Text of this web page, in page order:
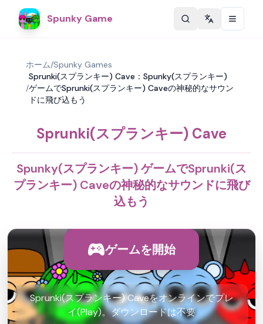
Spunky Game Change
ホーム/Spunky Games
/
Sprunki(スプランキー) Cave：Spunky(スプランキー)
ゲームでSprunki(スプランキー) Caveの神秘的なサウン
ドに飛び込もう
Sprunki(スプランキー) Cave
Spunky(スプランキー) ゲームでSprunki(ス
プランキー) Caveの神秘的なサウンドに飛び
込もう
ゲームを開始
Sprunki(スプランキー) Caveをオンラインでプレ
イ(Play)。ダウンロードは不要